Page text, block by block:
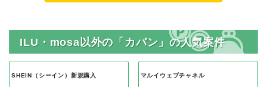
ILU・mosa以外の「カバン」の人気案件
SHEIN（シーイン）新規購入 マルイウェブチャネル